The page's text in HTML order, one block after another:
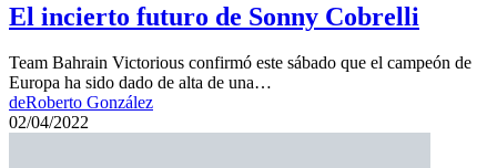
El incierto futuro de Sonny Cobrelli
Team Bahrain Victorious confirmó este sábado que el campeón de
Europa ha sido dado de alta de una…
deRoberto González
02/04/2022